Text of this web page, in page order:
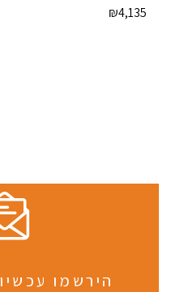
₪4,135
הירשמו עכשיו